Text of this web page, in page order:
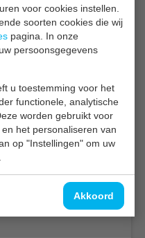
voor cookies instellen.
soorten cookies die wij
pagina. In onze
persoonsgegevens
u toestemming voor het
functionele, analytische
worden gebruikt voor
het personaliseren van
op "Instellingen" om uw
Akkoord
2018
2018 in Graz